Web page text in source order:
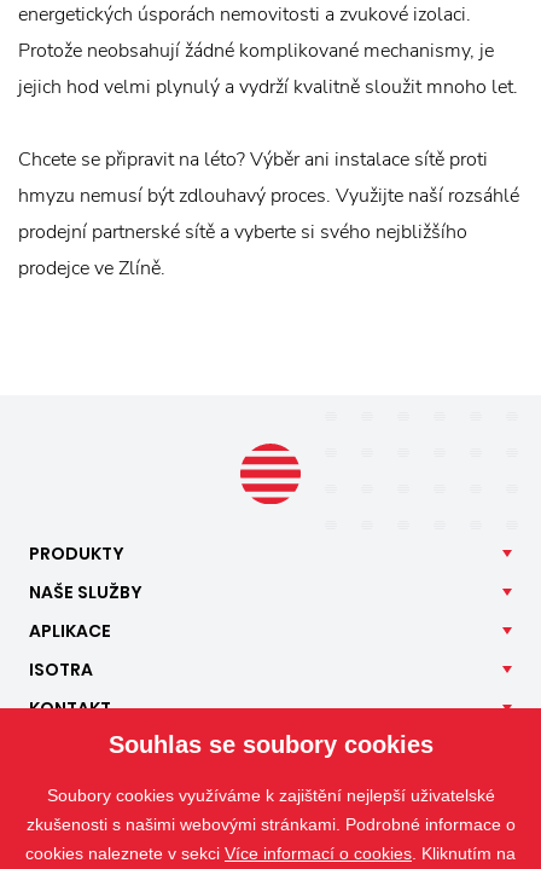
energetických úsporách nemovitosti a zvukové izolaci.
Protože neobsahují žádné komplikované mechanismy, je
jejich hod velmi plynulý a vydrží kvalitně sloužit mnoho let.
Chcete se připravit na léto? Výběr ani instalace sítě proti
hmyzu nemusí být zdlouhavý proces. Využijte naší rozsáhlé
prodejní partnerské sítě a vyberte si svého nejbližšího
prodejce ve Zlíně.
PRODUKTY
NAŠE SLUŽBY
APLIKACE
ISOTRA
KONTAKT
Souhlas se soubory cookies
Soubory cookies využíváme k zajištění nejlepší uživatelské
zkušenosti s našimi webovými stránkami. Podrobné informace o
cookies naleznete v sekci Více informací o cookies . Kliknutím na